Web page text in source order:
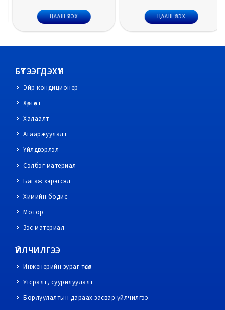
ЦААШ ҮЗЭХ ЦААШ ҮЗЭХ
БҮТЭЭГДЭХҮҮН
Эйр кондиционер
Хөргөлт
Халаалт
Агааржуулалт
Үйлдвэрлэл
Сэлбэг материал
Багаж хэрэгсэл
Химийн бодис
Мотор
Зэс материал
ҮЙЛЧИЛГЭЭ
Инженерийн зураг төсөл
Угсралт, суурилуулалт
Борлуулалтын дараах засвар үйлчилгээ